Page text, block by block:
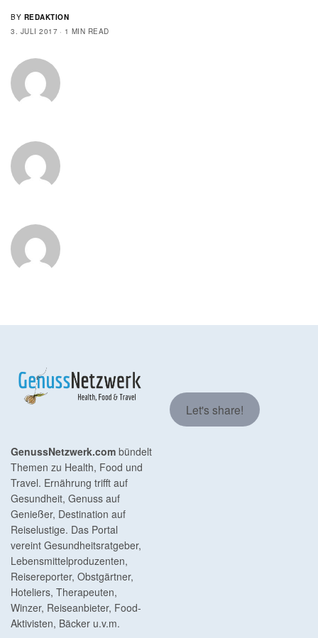
BY REDAKTION
3. JULI 2017
1 MIN READ
GenussNetzwerk.com bündelt
Themen zu Health, Food und
Travel. Ernährung trifft auf
Gesundheit, Genuss auf
Genießer, Destination auf
Reiselustige. Das Portal
vereint Gesundheitsratgeber,
Lebensmittelproduzenten,
Reisereporter, Obstgärtner,
Hoteliers, Therapeuten,
Winzer, Reiseanbieter, Food-
Aktivisten, Bäcker u.v.m.
Let's share!